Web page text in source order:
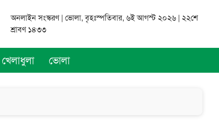
অনলাইন সংস্করণ | ভোলা, বৃহঃস্পতিবার, ৬ই আগস্ট ২০২৬ | ২২শে
শ্রাবণ ১৪৩৩
খেলাধুলা ভোলা